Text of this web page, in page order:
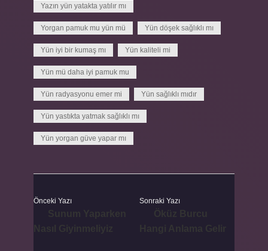
Yazın yün yatakta yatılır mı
Yorgan pamuk mu yün mü Yün döşek sağlıklı mı
Yün iyi bir kumaş mı Yün kaliteli mi
Yün mü daha iyi pamuk mu
Yün radyasyonu emer mi Yün sağlıklı mıdır
Yün yastıkta yatmak sağlıklı mı
Yün yorgan güve yapar mı
Önceki Yazı Sonraki Yazı